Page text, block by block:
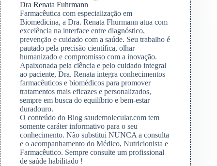
Dra Renata Fuhrmann
Farmacêutica com especialização em
Biomedicina, a Dra. Renata Fhurmann atua com
excelência na interface entre diagnóstico,
prevenção e cuidado com a saúde. Seu trabalho é
pautado pela precisão científica, olhar
humanizado e compromisso com a inovação.
Apaixonada pela ciência e pelo cuidado integral
ao paciente, Dra. Renata integra conhecimentos
farmacêuticos e biomédicos para promover
tratamentos mais eficazes e personalizados,
sempre em busca do equilíbrio e bem-estar
duradouro.
O conteúdo do Blog saudemolecular.com tem
somente caráter informativo para o seu
conhecimento. Não substitui NUNCA a consulta
e o acompanhamento do Médico, Nutricionista e
Farmacêutico. Sempre consulte um profissional
de saúde habilitado !